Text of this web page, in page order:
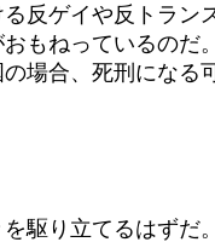
反ゲイや反トラン
もねっているのだ。
合、死刑になる
り立てるはずだ